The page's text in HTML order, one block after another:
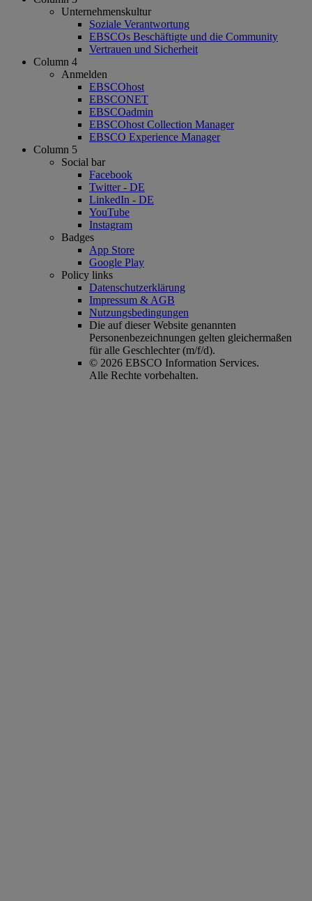
Unternehmenskultur
Soziale Verantwortung
EBSCOs Beschäftigte und die Community
Vertrauen und Sicherheit
Column 4
Anmelden
EBSCOhost
EBSCONET
EBSCOadmin
EBSCOhost Collection Manager
EBSCO Experience Manager
Column 5
Social bar
Facebook
Twitter - DE
LinkedIn - DE
YouTube
Instagram
Badges
App Store
Google Play
Policy links
Datenschutzerklärung
Impressum & AGB
Nutzungsbedingungen
Die auf dieser Website genannten
Personenbezeichnungen gelten gleichermaßen
für alle Geschlechter (m/f/d).
© 2026 EBSCO Information Services.
Alle Rechte vorbehalten.